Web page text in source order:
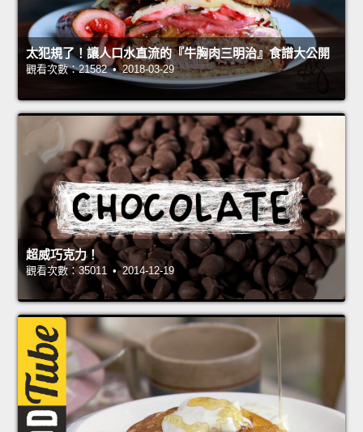
太犯規了！讓人口水直流的『牛胸肉三明治』食譜大公開
觀看次數：21582 • 2018-03-29
超威巧克力！
觀看次數：35011 • 2014-12-19